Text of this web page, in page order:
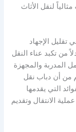
لنقل الأثاث
الإجهاد
من تكبد عناء النقل
المدربة والمجهزة
من أن دباب نقل
التي يقدمها
الانتقال وتقديم